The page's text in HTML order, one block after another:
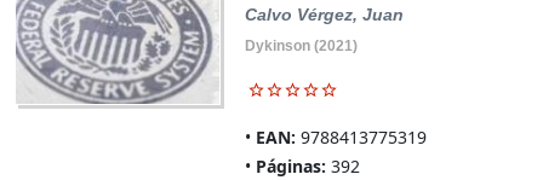
Calvo Vérgez, Juan
Dykinson (2021)
EAN: 9788413775319
Páginas: 392